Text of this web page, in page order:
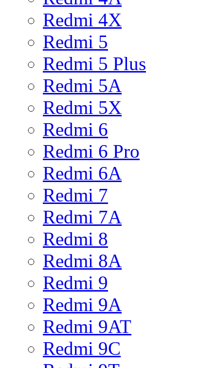
Redmi 4X
Redmi 5
Redmi 5 Plus
Redmi 5A
Redmi 5X
Redmi 6
Redmi 6 Pro
Redmi 6A
Redmi 7
Redmi 7A
Redmi 8
Redmi 8A
Redmi 9
Redmi 9A
Redmi 9AT
Redmi 9C